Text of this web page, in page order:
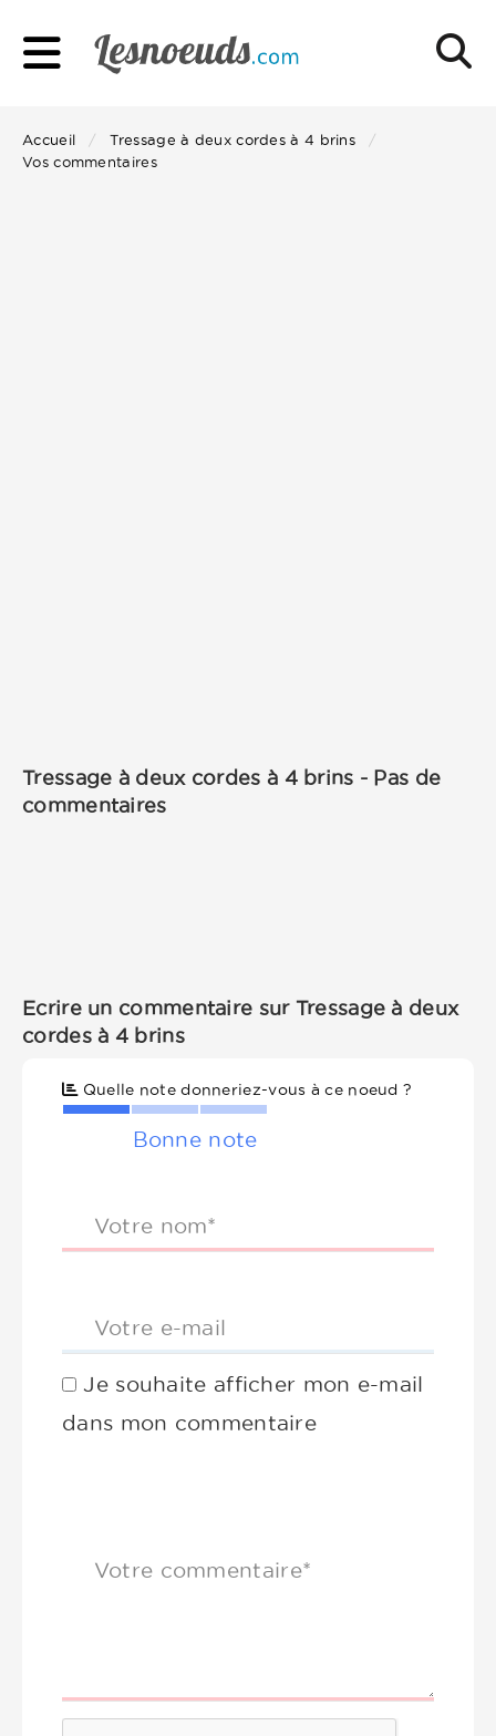
Accueil
Tressage à deux cordes à 4 brins
Vos commentaires
Tressage à deux cordes à 4 brins - Pas de
commentaires
Ecrire un commentaire sur Tressage à deux
cordes à 4 brins
Quelle note donneriez-vous à ce noeud ?
Bonne note
Votre nom*
Votre e-mail
Je souhaite afficher mon e-mail
dans mon commentaire
Votre commentaire*